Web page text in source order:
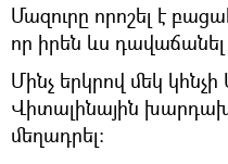
Մազուրը որոշել է
որ իրեն ևս դավաճանել
Մինչ երկրով մեկ
Վիտալինային
մեղադրել: